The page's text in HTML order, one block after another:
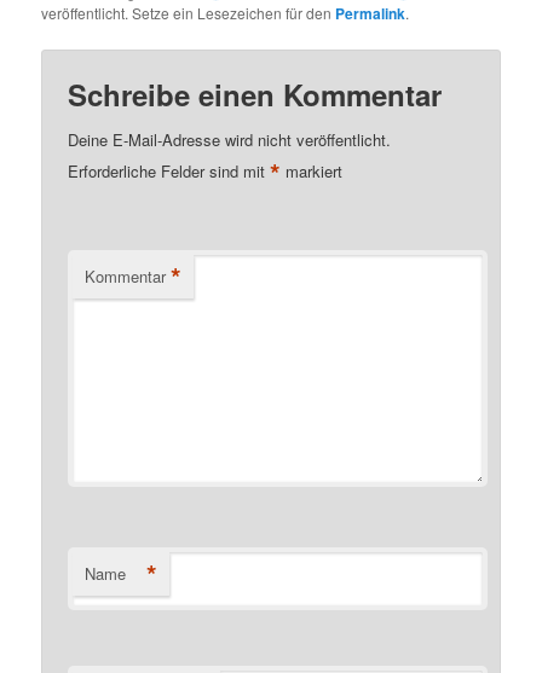
veröffentlicht. Setze ein Lesezeichen für den Permalink.
Schreibe einen Kommentar
Deine E-Mail-Adresse wird nicht veröffentlicht.
Erforderliche Felder sind mit* markiert
Kommentar *
Name *